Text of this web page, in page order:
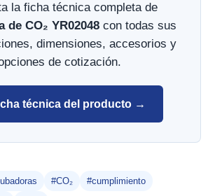
la ficha técnica completa de
de CO₂ YR02048con todas sus
dimensiones, accesorios y
de cotización.
técnica del producto →
#CO₂ #cumplimiento